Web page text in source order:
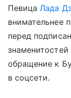
ПевицаЛада
внимательнее
перед
обращение к
в соцсети.